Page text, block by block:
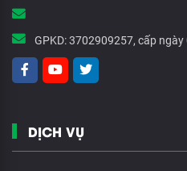
GPKD:3702909257, cấp ngày
DỊCH VỤ